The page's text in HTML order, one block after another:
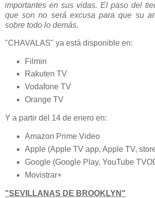
importantes en sus vidas. El paso del
que son no será excusa para que su
sobre todo lo demás.
"CHAVALAS" ya está disponible en:
Filmin
Rakuten TV
Vodafone TV
Orange TV
Y a partir del 14 de enero en:
Amazon Prime Video
Apple (Apple TV app, Apple TV,
Google (Google Play, YouTube
Movistrar+
"SEVILLANAS DE BROOKLYN"